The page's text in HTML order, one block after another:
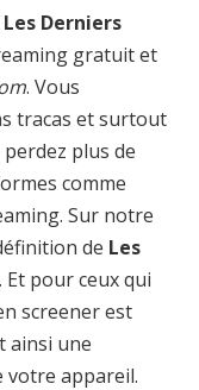
Les Derniers
gratuit et
. Vous
tracas et surtout
plus de
comme
Sur notre
de Les
Et pour ceux qui
screener est
ainsi une
votre appareil.